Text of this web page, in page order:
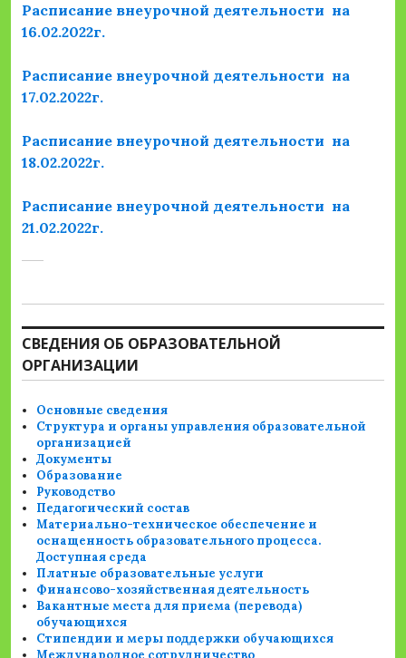
Расписание внеурочной деятельности на
16.02.2022г.
Расписание внеурочной деятельности на
17.02.2022г.
Расписание внеурочной деятельности на
18.02.2022г.
Расписание внеурочной деятельности на
21.02.2022г.
СВЕДЕНИЯ ОБ ОБРАЗОВАТЕЛЬНОЙ
ОРГАНИЗАЦИИ
Основные сведения
Структура и органы управления образовательной
организацией
Документы
Образование
Руководство
Педагогический состав
Материально-техническое обеспечение и
оснащенность образовательного процесса.
Доступная среда
Платные образовательные услуги
Финансово-хозяйственная деятельность
Вакантные места для приема (перевода)
обучающихся
Стипендии и меры поддержки обучающихся
Международное сотрудничество